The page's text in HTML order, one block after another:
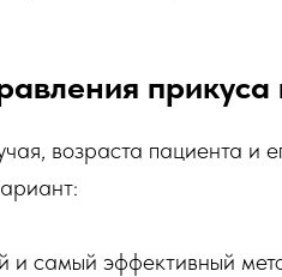
прикуса
возраста пациента
и самый эффективный